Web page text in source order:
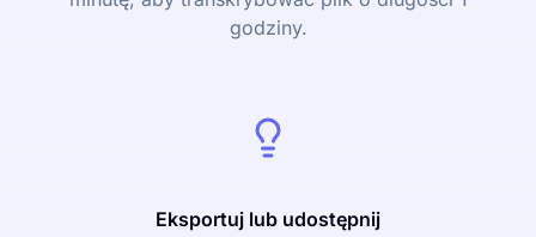
godziny.
Eksportuj lub udostępnij